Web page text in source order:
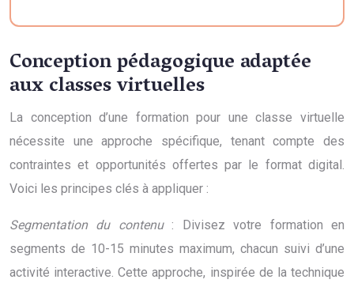
Conception pédagogique adaptée
aux classes virtuelles
La conception d’une formation pour une classe virtuelle
nécessite une approche spécifique, tenant compte des
contraintes et opportunités offertes par le format digital.
Voici les principes clés à appliquer :
Segmentation du contenu: Divisez votre formation en
segments de 10-15 minutes maximum, chacun suivi d’une
activité interactive. Cette approche, inspirée de la technique